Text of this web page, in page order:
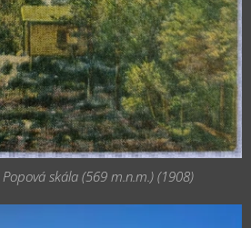
skála (569 m.n.m.) (1908)